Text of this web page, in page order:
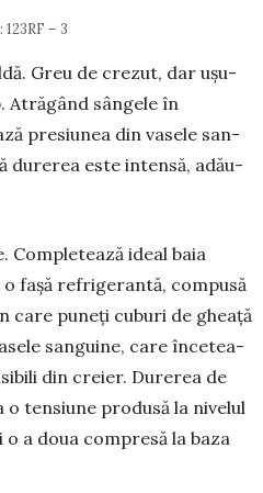
– 3
Greu de cre­zut, dar ușu­
Atră­gând sân­gele în
presiunea din vasele san­
du­rerea este intensă, adău­
Completează ideal baia
fașă refri­gerantă, compusă
pu­neți cuburi de gheață
san­guine, care încetea­
din creier. Durerea de
ten­siune pro­dusă la nivelul
a doua compresă la baza